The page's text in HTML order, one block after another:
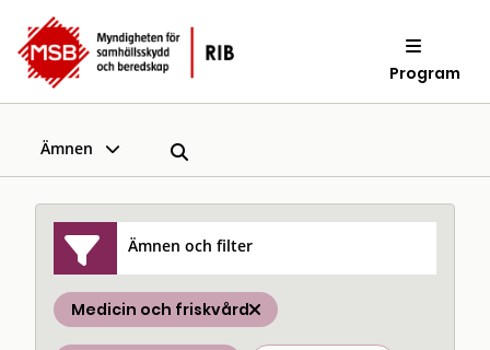
Program
Ämnen
Ämnen och filter
Medicin och friskvård